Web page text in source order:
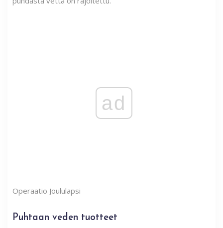
ad
Operaatio Joululapsi
Puhtaan veden tuotteet